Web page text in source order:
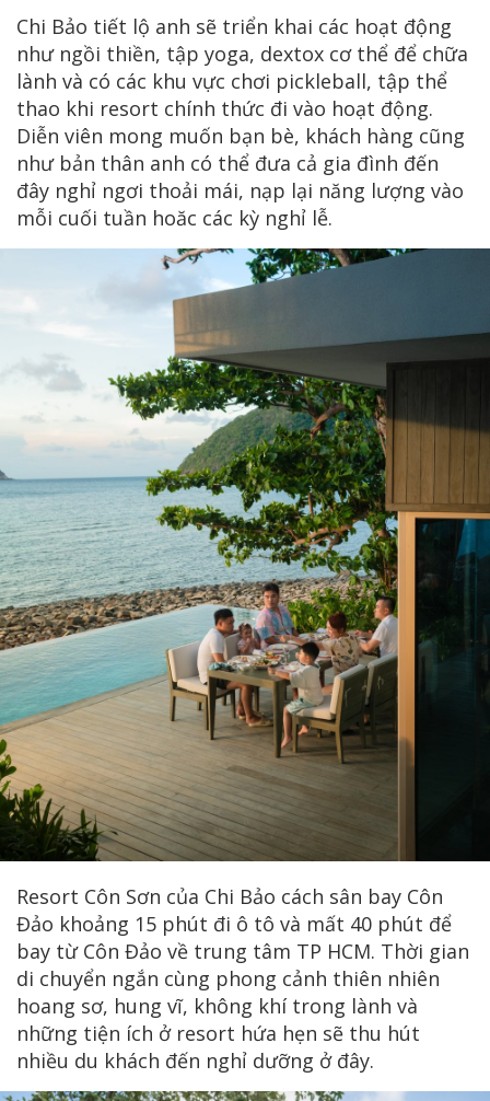
Chi Bảo tiết lộ anh sẽ triển khai các hoạt động
như ngồi thiền, tập yoga, dextox cơ thể để chữa
lành và có các khu vực chơi pickleball, tập thể
thao khi resort chính thức đi vào hoạt động.
Diễn viên mong muốn bạn bè, khách hàng cũng
như bản thân anh có thể đưa cả gia đình đến
đây nghỉ ngơi thoải mái, nạp lại năng lượng vào
mỗi cuối tuần hoăc các kỳ nghỉ lễ.
Resort Côn Sơn của Chi Bảo cách sân bay Côn
Đảo khoảng 15 phút đi ô tô và mất 40 phút để
bay từ Côn Đảo về trung tâm TP HCM. Thời gian
di chuyển ngắn cùng phong cảnh thiên nhiên
hoang sơ, hung vĩ, không khí trong lành và
những tiện ích ở resort hứa hẹn sẽ thu hút
nhiều du khách đến nghỉ dưỡng ở đây.